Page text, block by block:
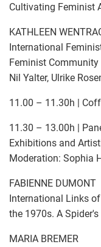
Cultivating Feminist
KATHLEEN
International
Feminist Community
Nil Yalter, Ulrike
11.00 – 11.30h |
11.30 – 13.00h |
Exhibitions and
Moderation: Sophia
FABIENNE DUMONT
International Links
the 1970s. A
MARIA BREMER